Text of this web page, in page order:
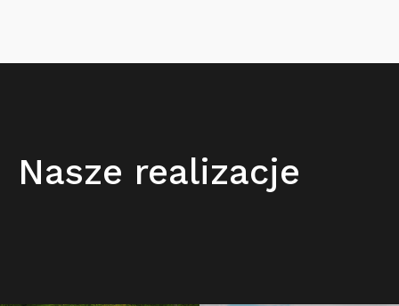
Nasze realizacje